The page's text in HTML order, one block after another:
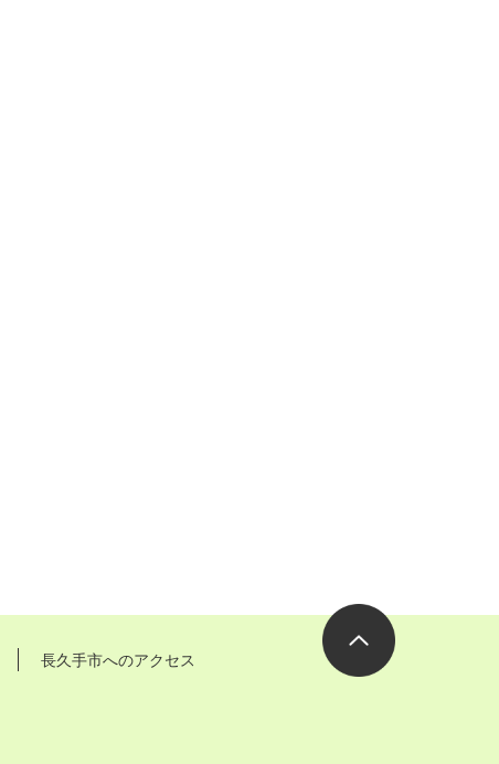
長久手市へのアクセス